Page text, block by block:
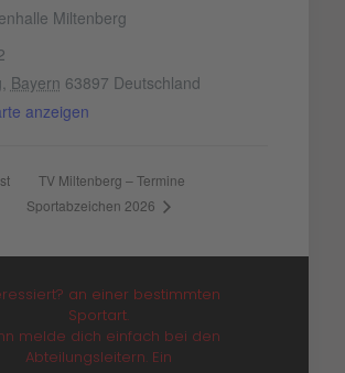
Miltenberg
Bayern 63897 Deutschland
anzeigen
Akzeptieren
by
Platform&eRecht24
TV Miltenberg – Termine
Sportabzeichen 2026
an einer bestimmten
Sportart.
melde dich einfach bei den
Abteilungsleitern. Ein